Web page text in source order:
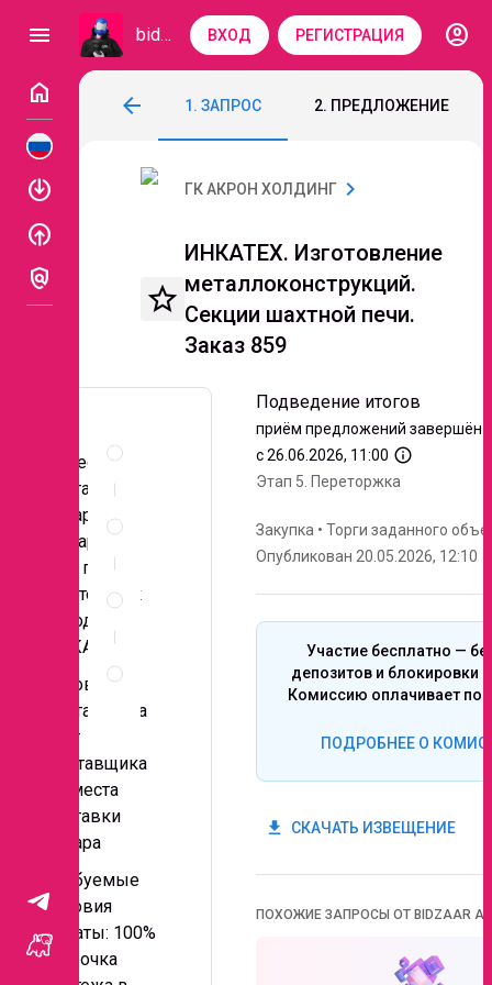
menu bidzaar ВХОД РЕГИСТРАЦИЯ
account_circle
home
enable
enable
policy
arrow_back
ИНКАТЕХ. Изготовление
1. ЗАПРОС 2. ПРЕДЛОЖЕНИЕ
критерии
ГК АКРОН ХОЛДИНГ chevron_right
star_border
ИНКАТЕХ. Изготовление
металлоконструкций.
Секции шахтной печи.
Заказ 859
Адрес
поставки
товара:
Самарская
обл. г.
Нефтегорск
завод
ИНКАТЕХ
Условия
доставки: за
счет
Поставщика
до места
поставки
товара
Требуемые
условия
оплаты: 100%
отсрочка
Подведение итогов
приём предложений завершён
с 26.06.2026, 11:00 info_outline
Этап 5. Переторжка
Закупка • Торги заданного
Опубликован 20.05.2026, 12:10
Участие бесплатно —
депозитов и блокировки
Комиссию оплачивает
ПОДРОБНЕЕ О
get_app СКАЧАТЬ ИЗВЕЩЕНИЕ
ПОХОЖИЕ ЗАПРОСЫ ОТ BIDZAAR AI